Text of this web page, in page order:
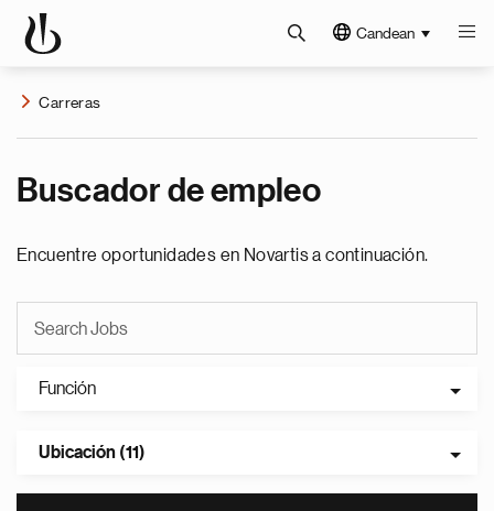
Candean
Carreras
Buscador de empleo
Encuentre oportunidades en Novartis a continuación.
Función
Ubicación (11)